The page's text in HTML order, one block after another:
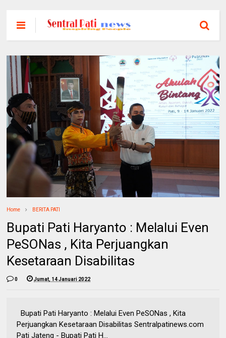
Home BERITA PATI
Bupati Pati Haryanto : Melalui Even
PeSONas , Kita Perjuangkan
Kesetaraan Disabilitas
0 Jumat, 14 Januari 2022
Bupati Pati Haryanto : Melalui Even PeSONas , Kita
Perjuangkan Kesetaraan Disabilitas Sentralpatinews.com
Pati Jateng - Bupati Pati H...